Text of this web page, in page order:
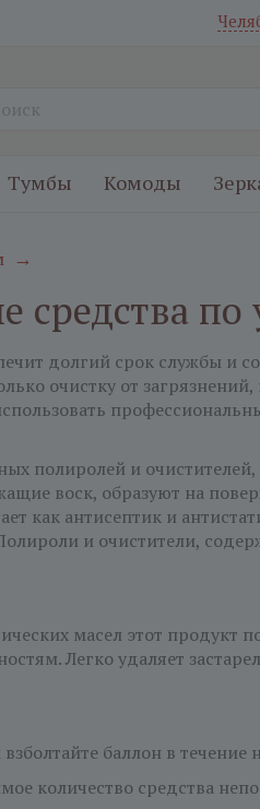
Тумбы Комоды
→
средства по
долгий срок службы и
очистку от
полиролей и
воск, образуют на
как антисептик и
и очистители,
масел этот
Легко удаляет
баллон в течение
количество средства